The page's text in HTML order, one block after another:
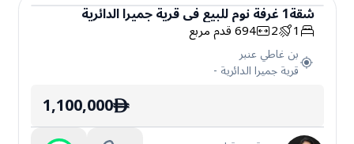
شقة
شقة1غرفة نومللبيعفيقرية جميرا الدائرية
1
2
694قدم مربع
بن غاطي عنبر
قرية جميرا الدائرية -
ê
1,100,000